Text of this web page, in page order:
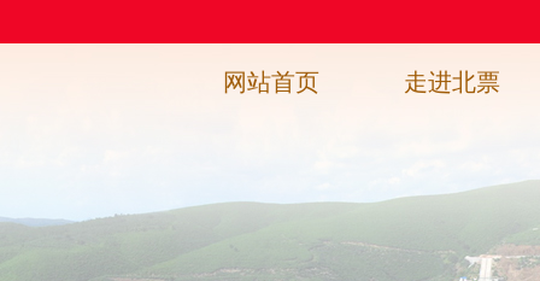
网站首页 走进北票